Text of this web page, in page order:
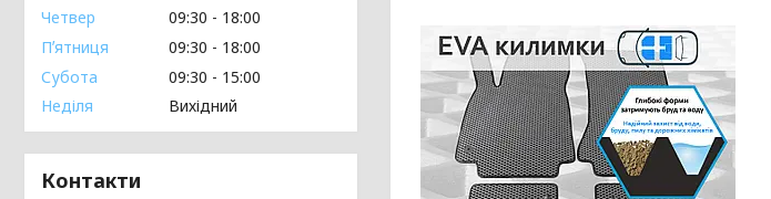
Четвер
09:30
18:00
Пʼятниця
09:30
18:00
Субота
09:30
15:00
Неділя
Вихідний
Контакти